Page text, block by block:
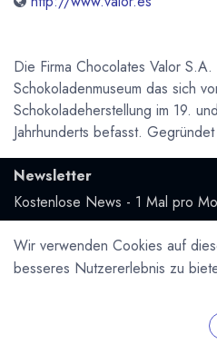
Die Firma Chocolates Valor
Schokoladenmuseum das sich
Schokoladeherstellung im 19.
Jahrhunderts befasst. Gegründet
Newsletter
Kostenlose News - 1 Mal pro
Geschützt durch reCAPTCHA,
Wir verwenden Cookies auf
besseres Nutzererlebnis zu